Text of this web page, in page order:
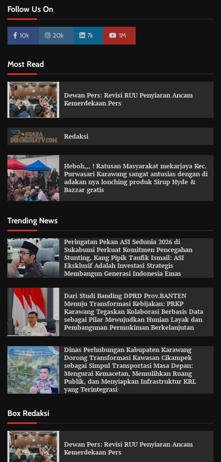
Follow Us On
10k 20k 7k 1M
Most Read
Dewan Pers: Revisi RUU Penyiaran Ancam
Kemerdekaan Pers
Redaksi
Heboh,,, ! Ratusan Masyarakat mekarjaya Kec.
Purwasari Karawang sangat antusias dengan di
adakan nya lonching produk Sirup Hyde &
Bazzar gratis
Trending News
Peringatan Pekan ASI Sedunia 2026 di
Sukabumi Perkuat Komitmen Pencegahan
Stunting, Kang Pipik Taufik Ismail: ASI
Eksklusif Adalah Investasi Strategis
Membangun Generasi Indonesia Emas
Dari Studi Banding DPRD Prov.BANTEN
Menuju Transformasi Kebijakan: PRKP
Karawang Tegaskan Kolaborasi Berbasis Data
sebagai Pilar Mewujudkan Hunian Layak dan
Pembangunan Permukiman Berkelanjutan
Dinas Perhubungan Kabupaten Karawang
Dorong Transformasi Kawasan Cikampek
sebagai Simpul Transportasi Masa Depan:
Mengurai Kemacetan, Memulihkan Ruang
Publik, dan Menyiapkan Infrastruktur KRL
yang Terintegrasi
Box Redaksi
Dewan Pers: Revisi RUU Penyiaran Ancam
Kemerdekaan Pers